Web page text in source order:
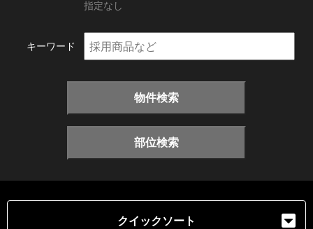
指定なし
キーワード
物件検索
部位検索
クイックソート